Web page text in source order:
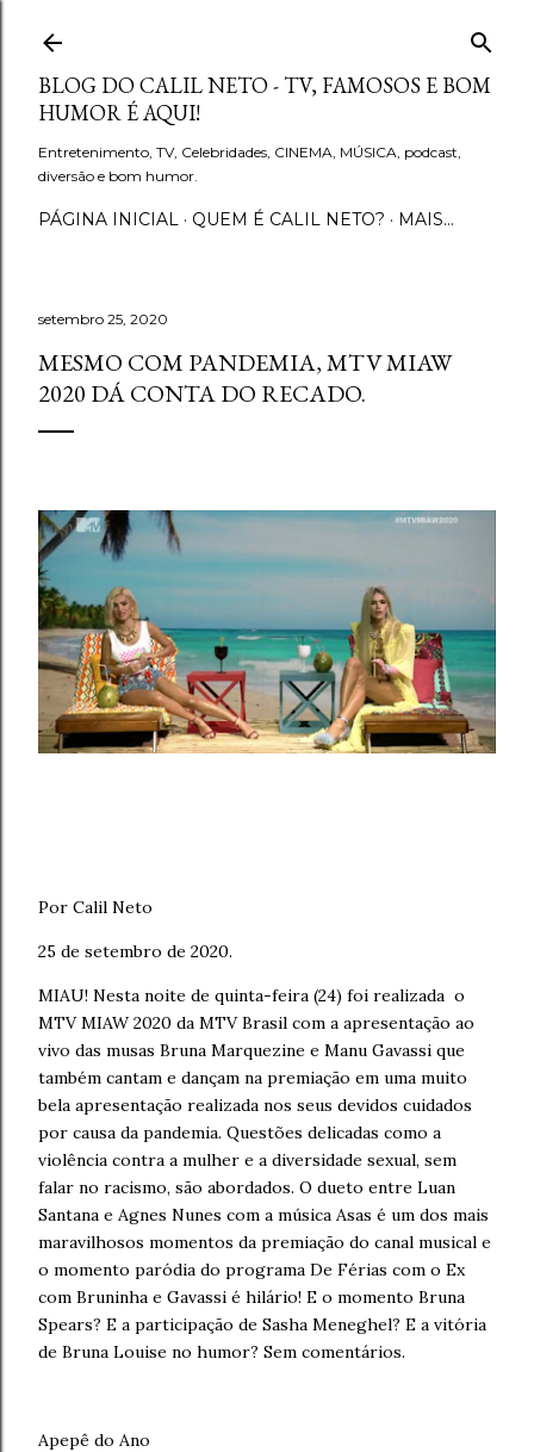
Pular para o conteúdo principal
BLOG DO CALIL NETO - TV, FAMOSOS E BOM
HUMOR É AQUI!
Entretenimento, TV, Celebridades, CINEMA, MÚSICA, podcast,
diversão e bom humor.
PÁGINA INICIAL QUEM É CALIL NETO? MAIS…
setembro 25, 2020
MESMO COM PANDEMIA, MTV MIAW
2020 DÁ CONTA DO RECADO.
Por Calil Neto
25 de setembro de 2020.
MIAU! Nesta noite de quinta-feira (24) foi realizada o
MTV MIAW 2020 da MTV Brasil com a apresentação ao
vivo das musas Bruna Marquezine e Manu Gavassi que
também cantam e dançam na premiação em uma muito
bela apresentação realizada nos seus devidos cuidados
por causa da pandemia. Questões delicadas como a
violência contra a mulher e a diversidade sexual, sem
falar no racismo, são abordados. O dueto entre Luan
Santana e Agnes Nunes com a música Asas é um dos mais
maravilhosos momentos da premiação do canal musical e
o momento paródia do programa De Férias com o Ex
com Bruninha e Gavassi é hilário! E o momento Bruna
Spears? E a participação de Sasha Meneghel? E a vitória
de Bruna Louise no humor? Sem comentários.
Apepê do Ano